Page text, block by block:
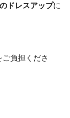
ドレスアップに
負担くださ